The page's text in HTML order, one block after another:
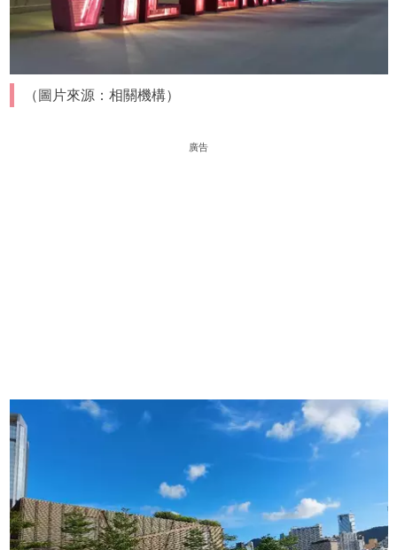
（圖片來源：相關機構）
廣告